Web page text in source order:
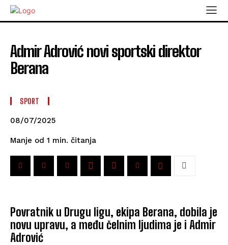
Admir Adrović novi sportski direktor
Berana
SPORT
08/07/2025
Manje od 1 min. čitanja
Povratnik u Drugu ligu, ekipa Berana, dobila je
novu upravu, a među čelnim ljudima je i Admir
Adrović